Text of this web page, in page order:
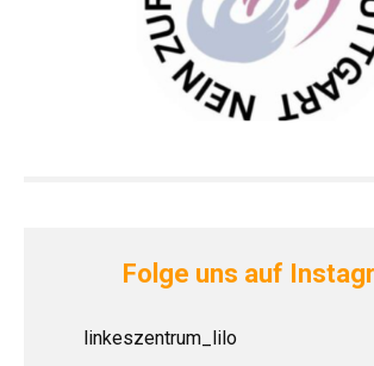
Folge uns auf
linkeszentrum_lilo